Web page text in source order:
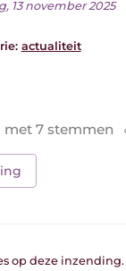
, 13 november 2025
actualiteit
met 7 stemmen
op deze inzending.